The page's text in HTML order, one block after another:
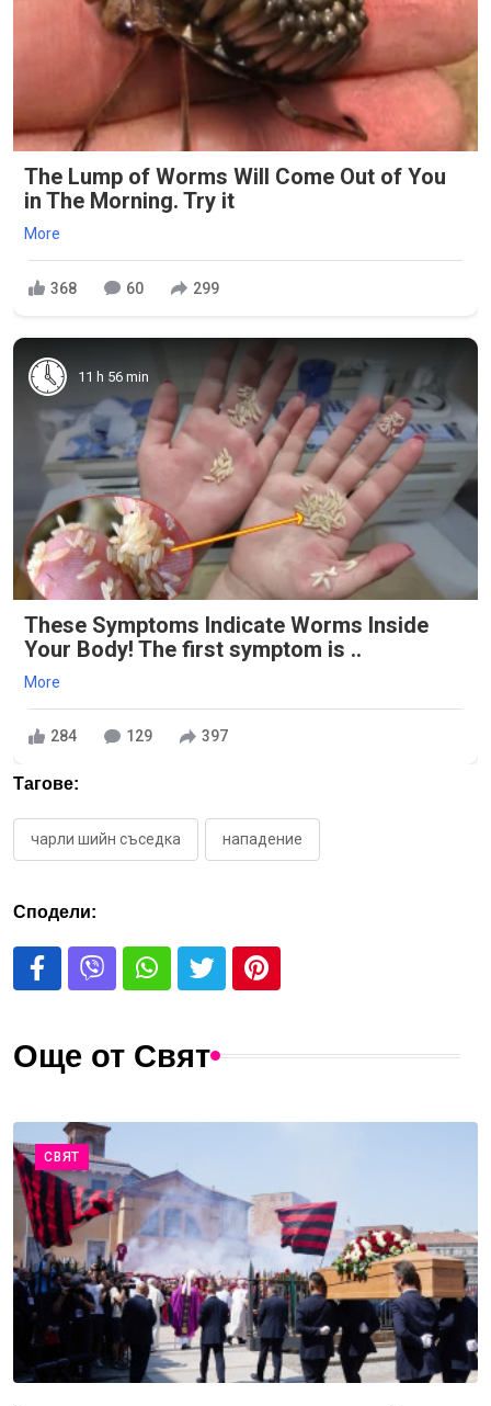
The Lump of Worms Will Come Out of You
in The Morning. Try it
More
368 60 299
11 h 56 min
These Symptoms Indicate Worms Inside
Your Body! The first symptom is ..
More
284 129 397
Тагове:
чарли шийн съседка нападение
Сподели:
Още от Свят
СВЯТ